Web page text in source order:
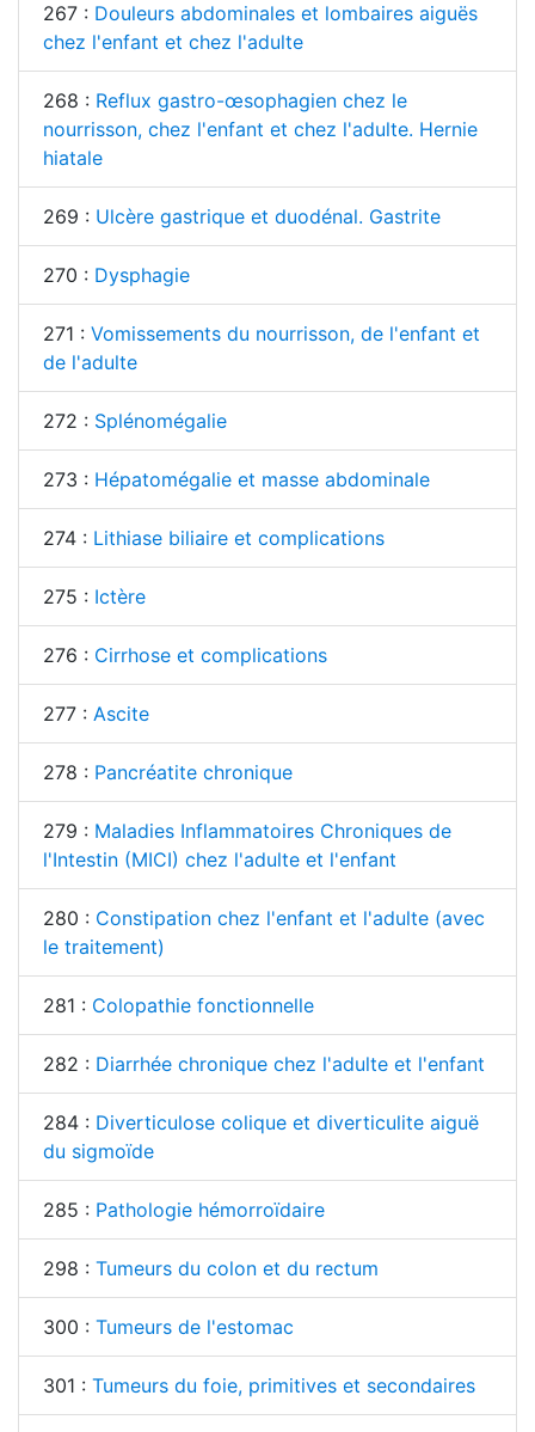
267 : Douleurs abdominales et lombaires aiguës
chez l'enfant et chez l'adulte
268 : Reflux gastro-œsophagien chez le
nourrisson, chez l'enfant et chez l'adulte. Hernie
hiatale
269 : Ulcère gastrique et duodénal. Gastrite
270 : Dysphagie
271 : Vomissements du nourrisson, de l'enfant et
de l'adulte
272 : Splénomégalie
273 : Hépatomégalie et masse abdominale
274 : Lithiase biliaire et complications
275 : Ictère
276 : Cirrhose et complications
277 : Ascite
278 : Pancréatite chronique
279 : Maladies Inflammatoires Chroniques de
l'Intestin (MICI) chez l'adulte et l'enfant
280 : Constipation chez l'enfant et l'adulte (avec
le traitement)
281 : Colopathie fonctionnelle
282 : Diarrhée chronique chez l'adulte et l'enfant
284 : Diverticulose colique et diverticulite aiguë
du sigmoïde
285 : Pathologie hémorroïdaire
298 : Tumeurs du colon et du rectum
300 : Tumeurs de l'estomac
301 : Tumeurs du foie, primitives et secondaires